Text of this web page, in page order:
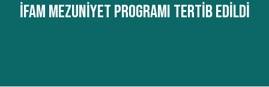
İFAM MEZUNİYET PROGRAMI TERTİB EDİLDİ